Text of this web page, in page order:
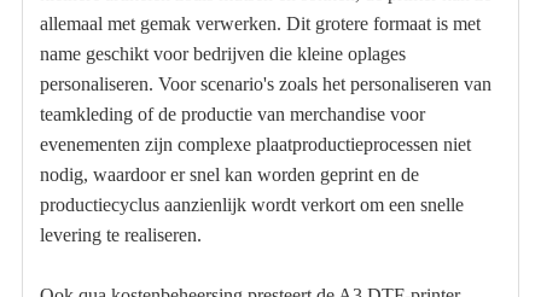
allemaal met gemak verwerken. Dit grotere formaat is met
name geschikt voor bedrijven die kleine oplages
personaliseren. Voor scenario's zoals het personaliseren van
teamkleding of de productie van merchandise voor
evenementen zijn complexe plaatproductieprocessen niet
nodig, waardoor er snel kan worden geprint en de
productiecyclus aanzienlijk wordt verkort om een ​​snelle
levering te realiseren.